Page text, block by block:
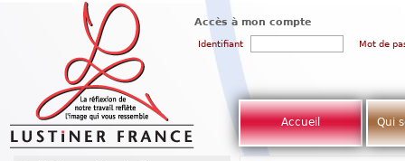
Accès à mon compte
Identifiant Mot de
Accueil Qui